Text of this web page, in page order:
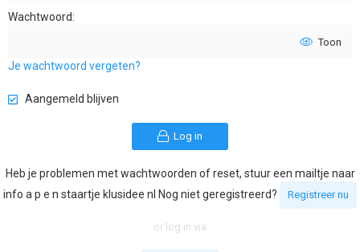
Wachtwoord
Toon
Je wachtwoord vergeten?
Aangemeld blijven
Log in
Heb je problemen met wachtwoorden of reset, stuur een mailtje naar
info a p e n staartje klusidee nl Nog niet geregistreerd?
Registreer nu
or log in via